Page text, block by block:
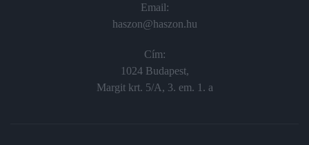
Email:
haszon@haszon.hu
Cím:
1024 Budapest,
Margit krt. 5/A, 3. em. 1. a